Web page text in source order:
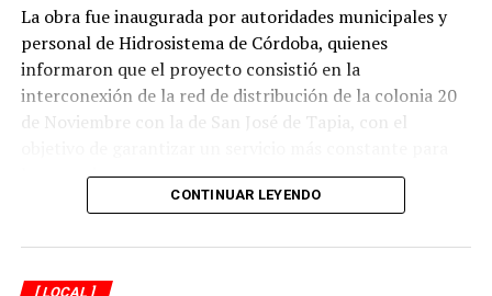
La obra fue inaugurada por autoridades municipales y
personal de Hidrosistema de Córdoba, quienes
informaron que el proyecto consistió en la
interconexión de la red de distribución de la colonia 20
de Noviembre con la de San José de Tapia, con el
los usuarios.
trabajos incluyeron la instalación de aproximadamente
mil 480 metros de tubería de polietileno de alta
CONTINUAR LEYENDO
[ LOCAL ]